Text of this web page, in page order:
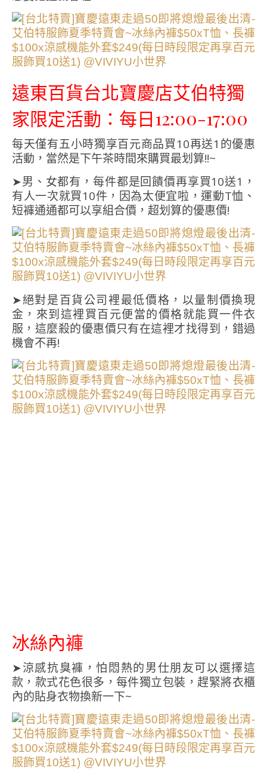
遠東百貨台北寶慶店艾伯特獨
家限定活動：每日12:00-17:00
每天僅有五小時獨享百元商品買10再送1的優惠
活動，當然是下午茶時間來購買最划算!!~
➤男、女都有，每件都是回饋價再享買10送1，
有人一次就買10件，因為太便宜啦，運動T恤、
短褲通通都可以享組合價，超划算的優惠價!
➤絕對是百貨公司裡最低價格，以量制價換現
金，來到這裡買百元便當的價格就能買一件衣
服，這麼殺的優惠價只有在這裡才找得到，錯過
機會不再!
冰絲內褲
➤涼感抗臭褲，怕悶熱的男仕朋友可以選擇這
款，款式花色很多，每件獨立包裝，趕緊將衣櫃
內的貼身衣物換新一下~